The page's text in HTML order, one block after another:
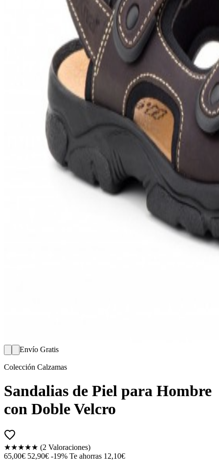
Envío Gratis
Colección Calzamas
Sandalias de Piel para Hombre
con Doble Velcro
★★★★★ (2 Valoraciones)
65,00€ 52,90€ -19% Te ahorras 12,10€